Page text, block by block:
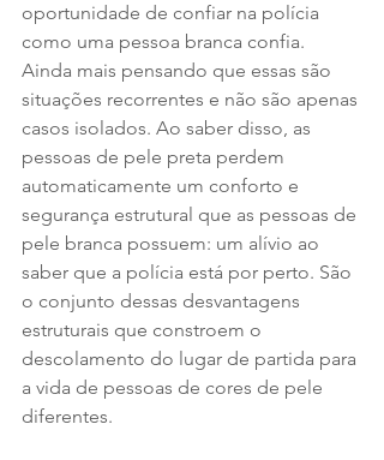
oportunidade de confiar na polícia
como uma pessoa branca confia.
Ainda mais pensando que essas são
situações recorrentes e não são apenas
casos isolados. Ao saber disso, as
pessoas de pele preta perdem
automaticamente um conforto e
segurança estrutural que as pessoas de
pele branca possuem: um alívio ao
saber que a polícia está por perto. São
o conjunto dessas desvantagens
estruturais que constroem o
descolamento do lugar de partida para
a vida de pessoas de cores de pele
diferentes.